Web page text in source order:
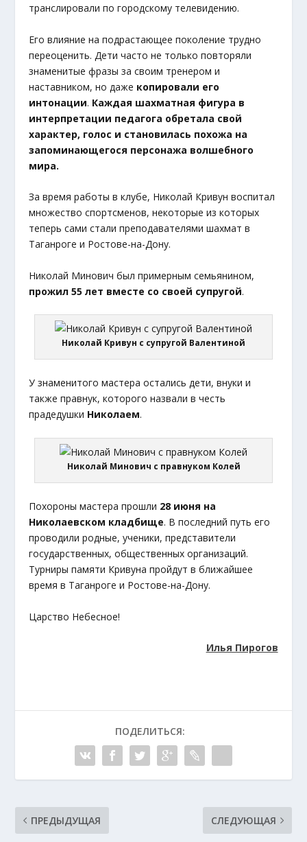
транслировали по городскому телевидению.
Его влияние на подрастающее поколение трудно
переоценить. Дети часто не только повторяли
знаменитые фразы за своим тренером и
наставником, но даже копировали его
интонации. Каждая шахматная фигура в
интерпретации педагога обретала свой
характер, голос и становилась похожа на
запоминающегося персонажа волшебного
мира.
За время работы в клубе, Николай Кривун воспитал
множество спортсменов, некоторые из которых
теперь сами стали преподавателями шахмат в
Таганроге и Ростове-на-Дону.
Николай Минович был примерным семьянином,
прожил 55 лет вместе со своей супругой.
Николай Кривун с супругой Валентиной
У знаменитого мастера остались дети, внуки и
также правнук, которого назвали в честь
прадедушки Николаем.
Николай Минович с правнуком Колей
Похороны мастера прошли 28 июня на
Николаевском кладбище. В последний путь его
проводили родные, ученики, представители
государственных, общественных организаций.
Турниры памяти Кривуна пройдут в ближайшее
время в Таганроге и Ростове-на-Дону.
Царство Небесное!
Илья Пирогов
ПОДЕЛИТЬСЯ:
ПРЕДЫДУЩАЯ СЛЕДУЮЩАЯ